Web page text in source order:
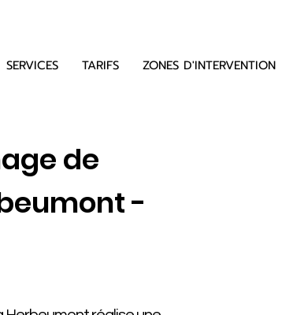
SERVICES TARIFS ZONES D'INTERVENTION
de
-